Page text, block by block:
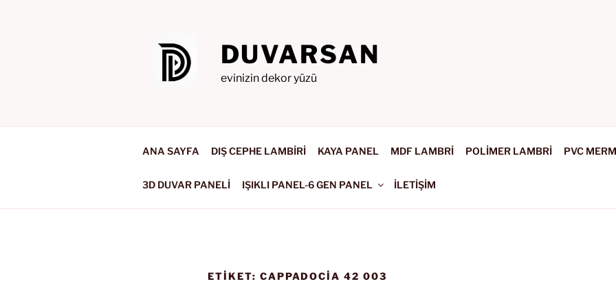
DUVARSAN
evinizin dekor yüzü
ANA SAYFA DIŞ CEPHE LAMBİRİ KAYA PANEL MDF LAMBRİ POLİMER LAMBRİ PVC
3D DUVAR PANELİ IŞIKLI PANEL-6 GEN PANEL İLETİŞİM
ETIKET: CAPPADOCIA 42 003